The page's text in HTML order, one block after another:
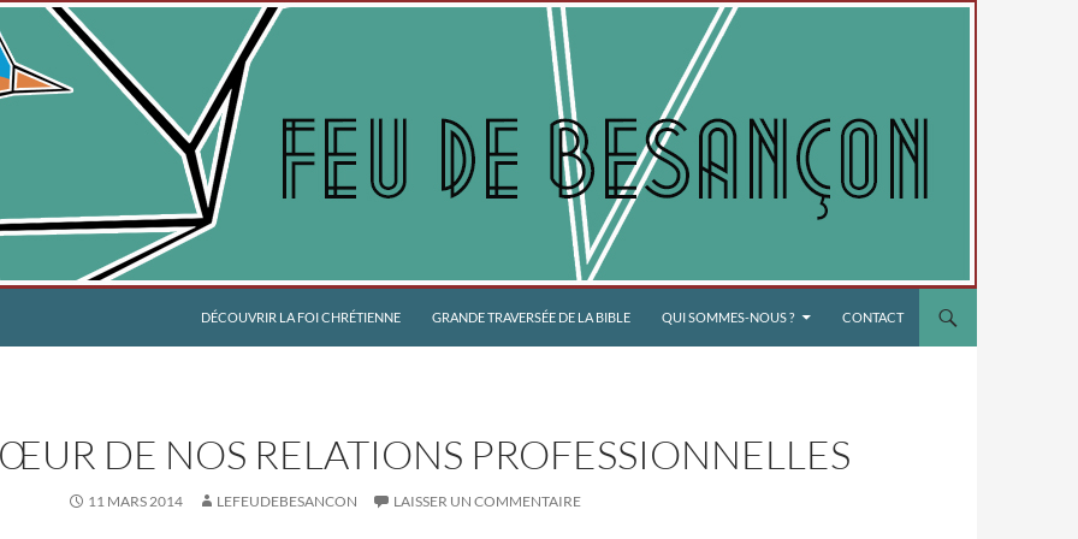
DÉCOUVRIR LA FOI CHRÉTIENNE GRANDE TRAVERSÉE DE LA BIBLE QUI SOMMES-NOUS ? CONTACT
DE NOS RELATIONS PROFESSIONNELLES
11 MARS 2014 LEFEUDEBESANCON LAISSER UN COMMENTAIRE